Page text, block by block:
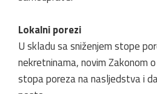
Lokalni porezi
U skladu sa sniženjem stope
nekretninama, novim Zakonom
stopa poreza na nasljedstva i